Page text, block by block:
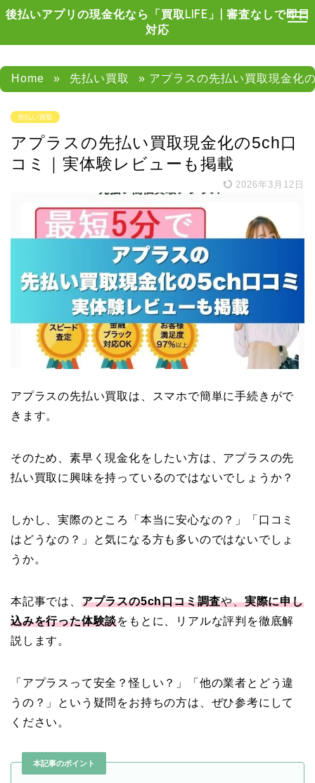
後払いアプリの現金化なら「買取LIFE」| 審査なしで即日
対応
Home » 先払い買取 » アプラスの先払い買取現金化
先払い買取
アプラスの先払い買取現金化の5ch口
コミ｜実体験レビューも掲載
2026年3月12日
アプラスの先払い買取は、スマホで簡単に手続きがで
きます。
そのため、素早く現金化をしたい方は、アプラスの先
払い買取に興味を持っているのではないでしょうか？
しかし、実際のところ「本当に安心なの？」「口コミ
はどうなの？」と気になる方も多いのではないでしょ
うか。
本記事では、 アプラスの5ch口コミ調査や、実際に申し
込みを行った体験談をもとに、リアルな評判を徹底解
説します。
「アプラスって安全？怪しい？」「他の業者とどう違
うの？」という疑問をお持ちの方は、ぜひ参考にして
ください。
本記事のポイント